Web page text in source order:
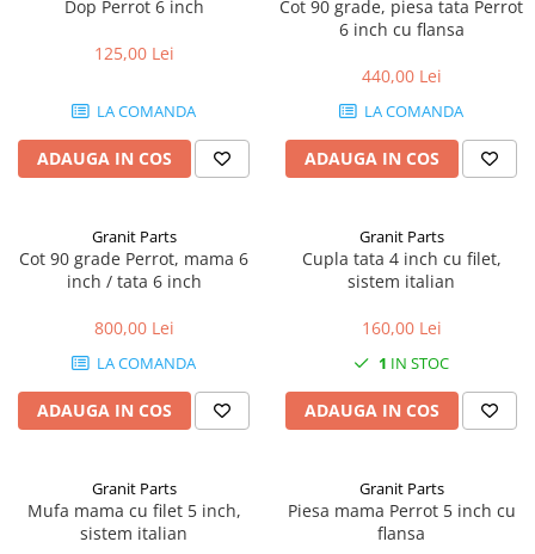
motor si accesorii
1.5.5. Pistoane & camasi piston
1.5.6. Răcire
1.5.7. Filtre
1.5.8. Esapamente
1.5.9. Chiulasa si supape
1.6. Electrice
1.6.1. Acumulatori
2.4.3. Prese de Balotat
2.4.4. Combine
2.4.5. Diverse
2.5. Zootehnie
2.5.2. Garduri electrice
2.5.3 Accesorii animale
2.5.4. Accesorii insilozare si
malaxoare furaje
Deutz-Fahr
Încălțăminte
de transport
3.9.1. Roti din cauciuc
Dop Perrot 6 inch
125,00 Lei
LA COMANDA
ADAUGA IN COS
Cot 90 grade, piesa tata Perrot
6 inch cu flansa
440,00 Lei
LA COMANDA
ADAUGA IN COS
Granit Parts
Cot 90 grade Perrot, mama 6
inch / tata 6 inch
800,00 Lei
LA COMANDA
ADAUGA IN COS
Granit Parts
Cupla tata 4 inch cu filet,
sistem italian
160,00 Lei
1 IN STOC
ADAUGA IN COS
Granit Parts
Mufa mama cu filet 5 inch,
sistem italian
Granit Parts
Piesa mama Perrot 5 inch cu
flansa